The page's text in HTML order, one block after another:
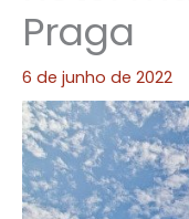
Praga
6 de junho de 2022